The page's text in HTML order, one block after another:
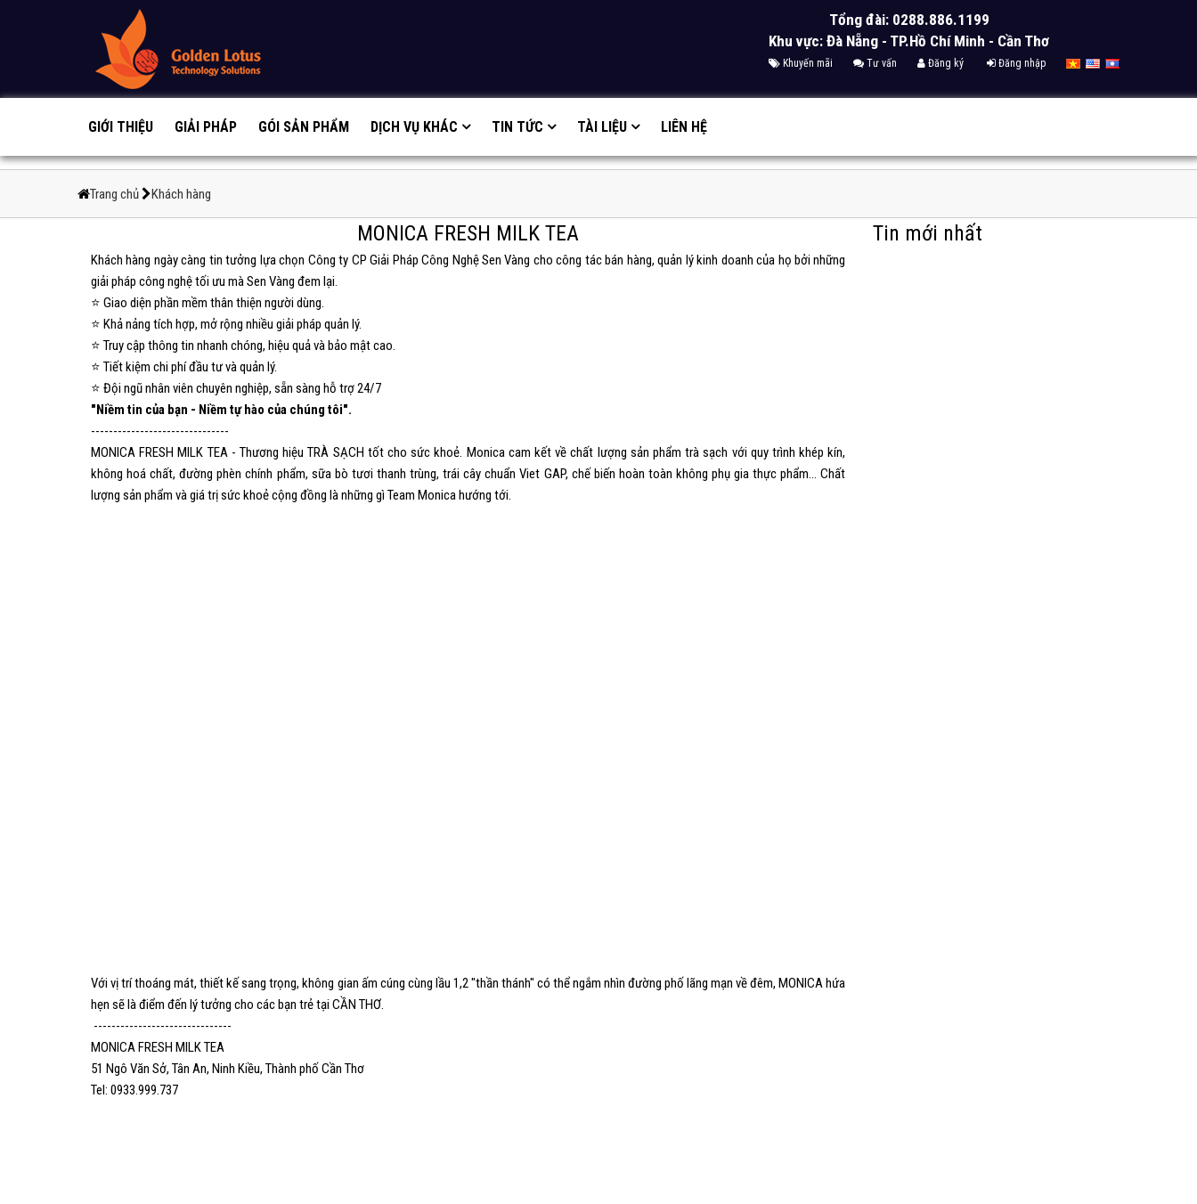
Tổng đài: 0288.886.1199
Khu vực: Đà Nẵng - TP.Hồ Chí Minh - Cần Thơ
Khuyến mãi Tư vấn Đăng ký Đăng nhập
GIỚI THIỆU GIẢI PHÁP GÓI SẢN PHẨM DỊCH VỤ KHÁC TIN TỨC TÀI LIỆU LIÊN HỆ
Trang chủ Khách hàng
MONICA FRESH MILK TEA
Khách hàng ngày càng tin tưởng lựa chọn Công ty CP Giải Pháp Công Nghệ Sen Vàng cho công tác bán hàng, quản lý kinh doanh của họ bởi những
giải pháp công nghệ tối ưu mà Sen Vàng đem lại.
⭐ Giao diện phần mềm thân thiện người dùng.
⭐ Khả nảng tích hợp, mở rộng nhiều giải pháp quản lý.
⭐ Truy cập thông tin nhanh chóng, hiệu quả và bảo mật cao.
⭐ Tiết kiệm chi phí đầu tư và quản lý.
⭐ Đội ngũ nhân viên chuyên nghiệp, sẵn sàng hỗ trợ 24/7
"Niềm tin của bạn - Niềm tự hào của chúng tôi".
-------------------------------
MONICA FRESH MILK TEA - Thương hiệu TRÀ SẠCH tốt cho sức khoẻ. Monica cam kết về chất lượng sản phẩm trà sạch với quy trình khép kín,
không hoá chất, đường phèn chính phẩm, sữa bò tươi thanh trùng, trái cây chuẩn Viet GAP, chế biến hoàn toàn không phụ gia thực phẩm... Chất
lượng sản phẩm và giá trị sức khoẻ cộng đồng là những gì Team Monica hướng tới.
Với vị trí thoáng mát, thiết kế sang trọng, không gian ấm cúng cùng lầu 1,2 "thần thánh" có thể ngắm nhìn đường phố lãng mạn về đêm, MONICA hứa
hẹn sẽ là điểm đến lý tưởng cho các bạn trẻ tại CẦN THƠ.
-------------------------------
MONICA FRESH MILK TEA
51 Ngô Văn Sở, Tân An, Ninh Kiều, Thành phố Cần Thơ
Tel: 0933.999.737
Tin mới nhất